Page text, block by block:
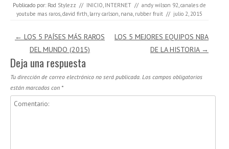
Publicado por: Rod Stylezz // INICIO INTERNET // andy wilson 92 canales de
youtube mas raros david firth larry carlson nana rubber fruit // julio 2, 2015
Navegación de entradas
← LOS 5 PAÍSES MÁS RAROS
DEL MUNDO (2015)
LOS 5 MEJORES EQUIPOS NBA
DE LA HISTORIA →
Deja una respuesta
Tu dirección de correo electrónico no será publicada. Los campos obligatorios
están marcados con *